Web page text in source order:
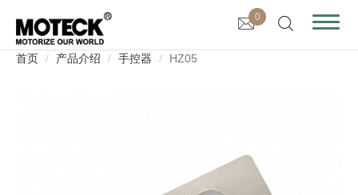
0
首页 产品介绍 手控器 HZ05